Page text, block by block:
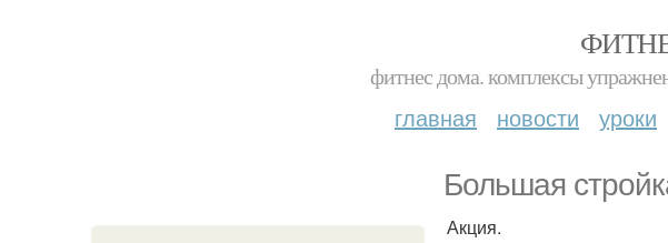
фитнес дома. комплексы
главная новости уроки
Большая
Акция.